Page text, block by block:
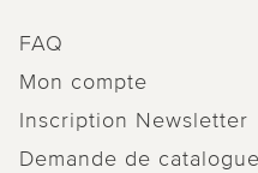
FAQ
Mon compte
Inscription Newsletter
Demande de catalogue